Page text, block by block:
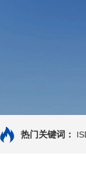
热门关键词：